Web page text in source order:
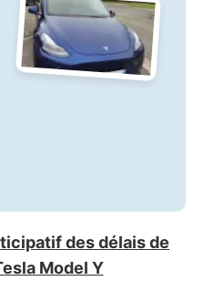
des délais de
Model Y